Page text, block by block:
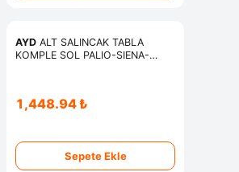
AYD ALT SALINCAK TABLA
KOMPLE SOL PALIO-SIENA-
1,448.94 ₺
Sepete Ekle